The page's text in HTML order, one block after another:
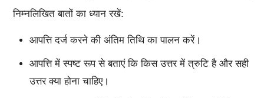
निम्नलिखित बातों का ध्यान रखें:
आपत्ति दर्ज करने की अंतिम तिथि का पालन करें।
आपत्ति में स्पष्ट रूप से बताएं कि किस उत्तर में त्रुटि है और सही
उत्तर क्या होना चाहिए।